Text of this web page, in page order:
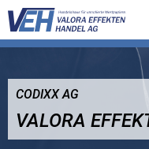
CODIXX AG
VALORA